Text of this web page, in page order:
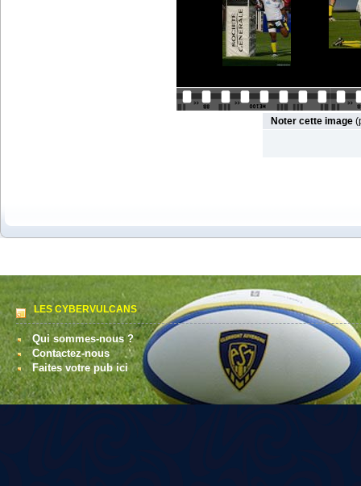
Noter cette image
LES CYBERVULCANS
Qui sommes-nous ?
Contactez-nous
Faites votre pub ici